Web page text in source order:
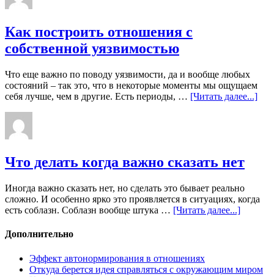
Как построить отношения с
собственной уязвимостью
Что еще важно по поводу уязвимости, да и вообще любых
состояний – так это, что в некоторые моменты мы ощущаем
себя лучше, чем в другие. Есть периоды, … [Читать далее...]
Что делать когда важно сказать нет
Иногда важно сказать нет, но сделать это бывает реально
сложно. И особенно ярко это проявляется в ситуациях, когда
есть соблазн. Соблазн вообще штука … [Читать далее...]
Дополнительно
Эффект автонормирования в отношениях
Откуда берется идея справляться с окружающим миром